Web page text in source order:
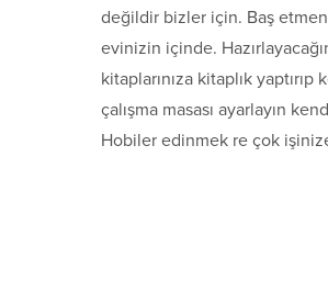
değildir bizler için. Baş
evinizin içinde.
kitaplarınıza kitaplık
çalışma masası ayarlayın
Hobiler edinmek re çok işinize